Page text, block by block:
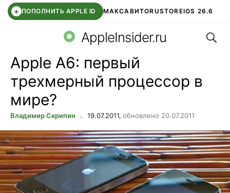
+ ПОПОЛНИТЬ APPLE ID МАКСАВИТОRUSTOREIOS 26.6
СБЕР КИДС ВТБ ОНЛАЙН ЧАТ В ROBLOX
AppleInsider.ru
Apple A6: первый
трехмерный процессор в
мире?
Владимир Скрипин 19.07.2011, обновлено 20.07.2011